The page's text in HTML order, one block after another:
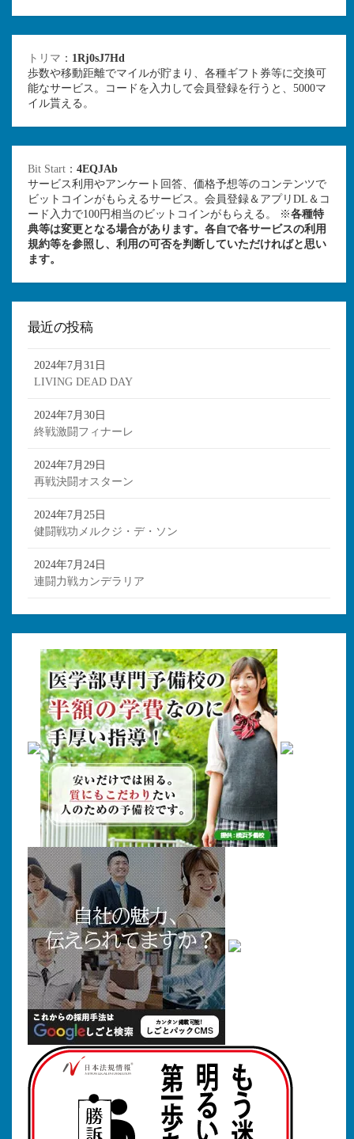
トリマ ： 1Rj0sJ7Hd
歩数や移動距離でマイルが貯まり、各種ギフト券等に交換可
能なサービス。コードを入力して会員登録を行うと、5000マ
イル貰える。
Bit Start ： 4EQJAb
サービス利用やアンケート回答、価格予想等のコンテンツで
ビットコインがもらえるサービス。会員登録＆アプリDL＆コ
ード入力で100円相当のビットコインがもらえる。 ※各種特
典等は変更となる場合があります。各自で各サービスの利用
規約等を参照し、利用の可否を判断していただければと思い
ます。
最近の投稿
2024年7月31日
LIVING DEAD DAY
2024年7月30日
終戦激闘フィナーレ
2024年7月29日
再戦決闘オスターン
2024年7月25日
健闘戦功メルクジ・デ・ソン
2024年7月24日
連闘力戦カンデラリア